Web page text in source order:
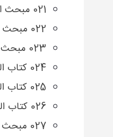
021 مبحث ارث
022 مبحث وصیت
023 مبحث وقف
024 کتاب العطیه
025 کتاب السکنی و الحبس
026 کتاب الهبات
027 مبحث قضا و شهادت